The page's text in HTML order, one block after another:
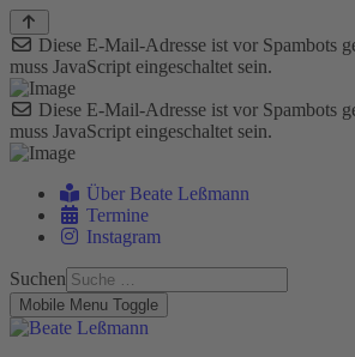
Diese E-Mail-Adresse ist vor Spambots
muss JavaScript eingeschaltet sein.
Diese E-Mail-Adresse ist vor Spambots
muss JavaScript eingeschaltet sein.
Über Beate Leßmann
Termine
Instagram
Suchen
Mobile Menu Toggle